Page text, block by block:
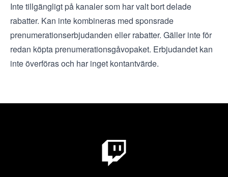
Inte tillgängligt på kanaler som har valt bort delade
rabatter. Kan inte kombineras med sponsrade
prenumerationserbjudanden eller rabatter. Gäller inte för
redan köpta prenumerationsgåvopaket. Erbjudandet kan
inte överföras och har inget kontantvärde.